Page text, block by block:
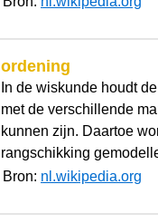
ordening
In de wiskunde houdt
met de verschillende
kunnen zijn. Daartoe
rangschikking
Bron: nl.wikipedia.org